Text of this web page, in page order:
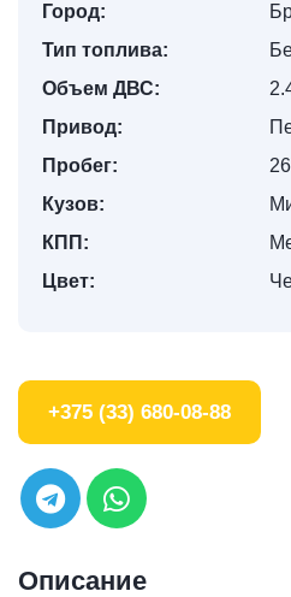
Город:
Тип топлива:
Объем ДВС:
Привод:
Пробег:
Кузов:
КПП:
Цвет:
+375 (33) 680-08-88
Описание